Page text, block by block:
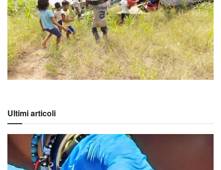
Ultimi articoli